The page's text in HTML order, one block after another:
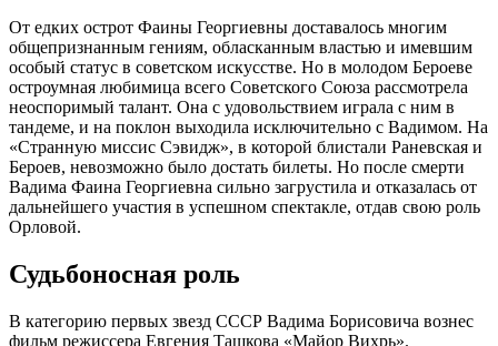
От едких острот Фаины Георгиевны доставалось многим
общепризнанным гениям, обласканным властью и имевшим
особый статус в советском искусстве. Но в молодом Бероеве
остроумная любимица всего Советского Союза рассмотрела
неоспоримый талант. Она с удовольствием играла с ним в
тандеме, и на поклон выходила исключительно с Вадимом. На
«Странную миссис Сэвидж», в которой блистали Раневская и
Бероев, невозможно было достать билеты. Но после смерти
Вадима Фаина Георгиевна сильно загрустила и отказалась от
дальнейшего участия в успешном спектакле, отдав свою роль
Орловой.
Судьбоносная роль
В категорию первых звезд СССР Вадима Борисовича вознес
фильм режиссера Евгения Ташкова «Майор Вихрь».